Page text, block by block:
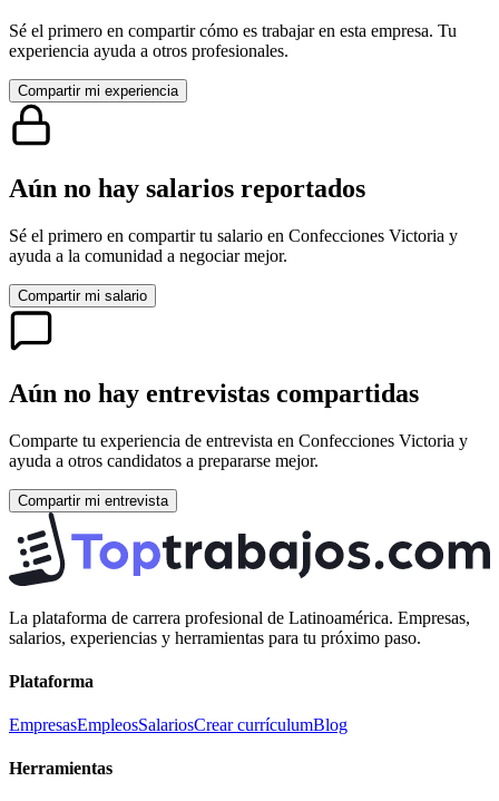
Sé el primero en compartir cómo es trabajar en esta empresa. Tu
experiencia ayuda a otros profesionales.
Compartir mi experiencia
Aún no hay salarios reportados
Sé el primero en compartir tu salario en Confecciones Victoria y
ayuda a la comunidad a negociar mejor.
Compartir mi salario
Aún no hay entrevistas compartidas
Comparte tu experiencia de entrevista en Confecciones Victoria y
ayuda a otros candidatos a prepararse mejor.
Compartir mi entrevista
La plataforma de carrera profesional de Latinoamérica. Empresas,
salarios, experiencias y herramientas para tu próximo paso.
Plataforma
EmpresasEmpleosSalariosCrear currículumBlog
Herramientas